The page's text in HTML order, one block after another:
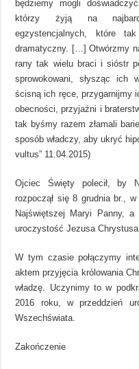
będziemy mogli
którzy żyją na
egzystencjalnych, które
dramatyczny. […] Otwórzmy
rany tak wielu braci i sióstr
sprowokowani, słysząc ich
ścisną ich ręce, przygarnijmy
obecności, przyjaźni i
tak byśmy razem złamali
sposób władczy, aby ukryć
vultus” 11.04.2015)
Ojciec Święty polecił, by
rozpoczął się 8 grudnia br.,
Najświętszej Maryi Panny,
uroczystość Jezusa
W tym czasie połączymy
aktem przyjęcia królowania
władzę. Uczynimy to w
2016 roku, w przeddzień
Wszechświata.
Zakończenie